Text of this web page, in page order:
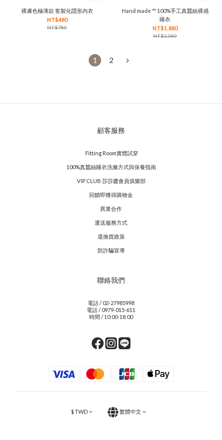
裸膚色極薄款 客製化隱形內衣
NT$480
NT$780
Hand made ™ 100%手工真蠶絲裸感
睡衣
NT$1,880
NT$2,080
1 2
顧客服務
Fitting Room實體試穿
100%真蠶絲睡衣洗滌方式與保養指南
VIP CLUB 莎莎醬會員俱樂部
回饋即獲得購物金
異業合作
運送服務方式
退換貨政策
防詐騙宣導
聯絡我們
電話 / 02-27985998
電話 / 0979-015-611
時間 / 10:00-18:00
$TWD 繁體中文